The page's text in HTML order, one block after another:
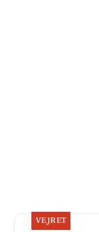
VEJRET